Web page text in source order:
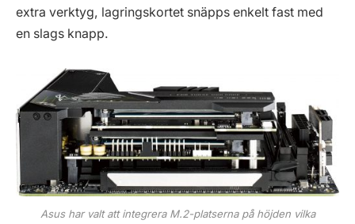
extra verktyg, lagringskortet snäpps enkelt fast med
en slags knapp.
Asus har valt att integrera M.2-platserna på höjden vilka